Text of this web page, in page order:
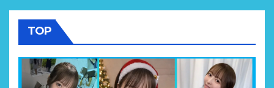
TOP